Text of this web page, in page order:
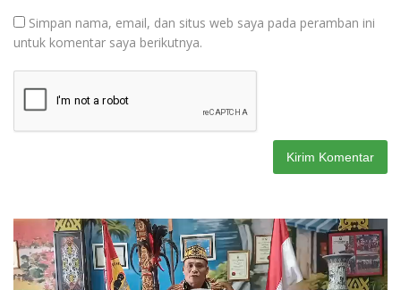
Simpan nama, email, dan situs web saya pada peramban ini
untuk komentar saya berikutnya.
Pemutar
Video